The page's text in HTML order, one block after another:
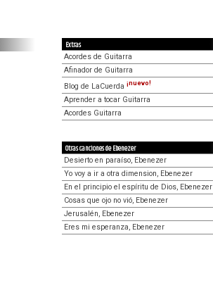
Extras
Acordes de Guitarra
Afinador de Guitarra
Blog de LaCuerda ¡nuevo!
Aprender a tocar Guitarra
Acordes Guitarra
Otras canciones de Ebenezer
Desierto en paraíso, Ebenezer
Yo voy a ir a otra dimension, Ebenezer
En el principio el espíritu de Dios, Ebenezer
Cosas que ojo no vió, Ebenezer
Jerusalén, Ebenezer
Eres mi esperanza, Ebenezer